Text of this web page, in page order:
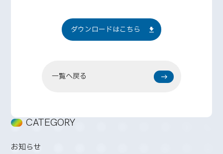
CATEGORY
お知らせ
ダウンロードはこちら
一覧へ戻る